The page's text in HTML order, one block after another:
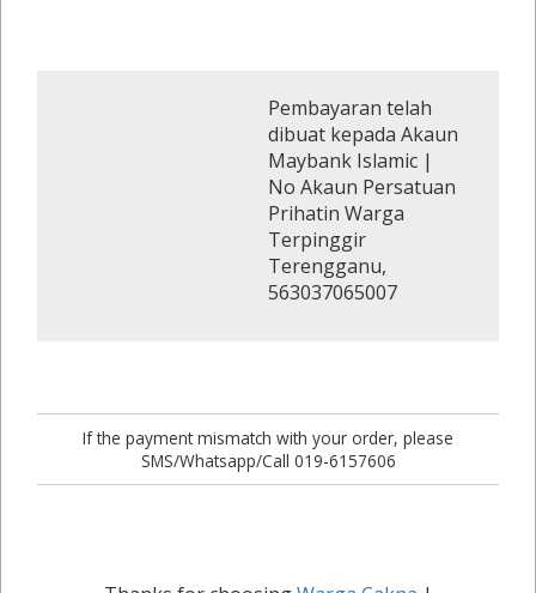
Pembayaran telah
dibuat kepada Akaun
Maybank Islamic |
No Akaun Persatuan
Prihatin Warga
Terpinggir
Terengganu,
563037065007
If the payment mismatch with your order, please
SMS/Whatsapp/Call 019-6157606